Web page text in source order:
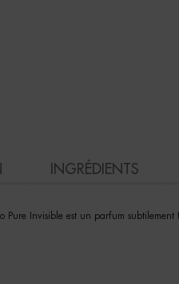
INGRÉDIENTS
Invisible est un parfum subtilement